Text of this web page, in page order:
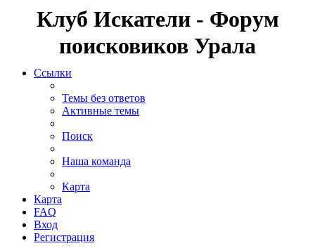
Клуб Искатели - Форум
поисковиков Урала
Ссылки
Темы без ответов
Активные темы
Поиск
Наша команда
Карта
Карта
FAQ
Вход
Регистрация